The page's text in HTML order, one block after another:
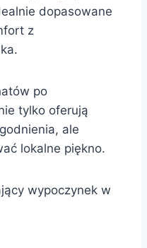
dopasowane
z
po
tylko oferują
ale
lokalne piękno.
wypoczynek w